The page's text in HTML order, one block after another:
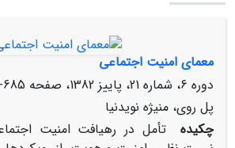
معمای امنیت اجتماعی
دوره 6، شماره 21، پاییز 1382، صفحه
685-713
پل‌ روی، منیژه نویدنیا
چکیده
تأمل در رهیافت امنیت